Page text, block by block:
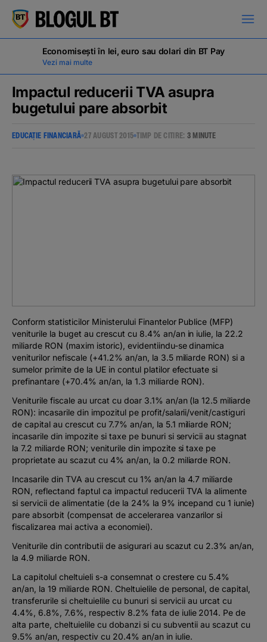
кириллица
Campanii
The MacRO Zone
Pentru antreprenori
Banking, pe relaxare
Economisești în lei, euro sau dolari din BT Pay
Vezi mai multe
Impactul reducerii TVA asupra
bugetului pare absorbit
EDUCAȚIE FINANCIARĂ 27 AUGUST 2015 TIMP DE CITIRE: 3 MINUTE
Conform statisticilor Ministerului Finantelor Publice (MFP)
veniturile la buget au crescut cu 8.4% an/an in iulie, la 22.2
miliarde RON (maxim istoric), evidentiindu-se dinamica
veniturilor nefiscale (+41.2% an/an, la 3.5 miliarde RON) si a
sumelor primite de la UE in contul platilor efectuate si
prefinantare (+70.4% an/an, la 1.3 miliarde RON).
Veniturile fiscale au urcat cu doar 3.1% an/an (la 12.5 miliarde
RON): incasarile din impozitul pe profit/salarii/venit/castiguri
de capital au crescut cu 7.7% an/an, la 5.1 miliarde RON;
incasarile din impozite si taxe pe bunuri si servicii au stagnat
la 7.2 miliarde RON; veniturile din impozite si taxe pe
proprietate au scazut cu 4% an/an, la 0.2 miliarde RON.
Incasarile din TVA au crescut cu 1% an/an la 4.7 miliarde
RON, reflectand faptul ca impactul reducerii TVA la alimente
si servicii de alimentatie (de la 24% la 9% incepand cu 1 iunie)
pare absorbit (compensat de accelerarea vanzarilor si
fiscalizarea mai activa a economiei).
Veniturile din contributii de asigurari au scazut cu 2.3% an/an,
la 4.9 miliarde RON.
La capitolul cheltuieli s-a consemnat o crestere cu 5.4%
an/an, la 19 miliarde RON. Cheltuielile de personal, de capital,
transferurile si cheltuielile cu bunuri si servicii au urcat cu
4.4%, 6.8%, 7.6%, respectiv 8.2% fata de iulie 2014. Pe de
alta parte, cheltuielile cu dobanzi si cu subventii au scazut cu
9.5% an/an, respectiv cu 20.4% an/an in iulie.